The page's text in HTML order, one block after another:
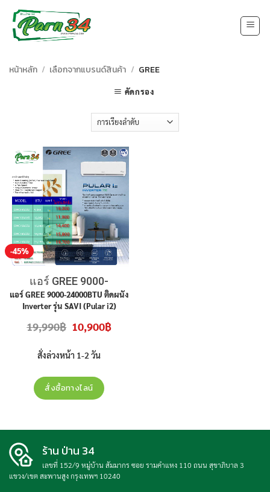
content
หน้าหลัก / เลือกจากแบรนด์สินค้า / GREE
คัดกรอง
-45%
แอร์ GREE 9000-
24000BTU
แอร์ GREE 9000-24000BTU ติดผนัง
Inverter รุ่น SAVI (Pular i2)
19,990฿ Original
price
19,990฿.
10,900฿Current
price
สั่งล่วงหน้า 1-2 วัน
สั่งซื้อทางไลน์
ร้าน ป่าน 34
เลขที่ 152/9 หมู่บ้าน สัมมากร ซอย รามคำแหง 110 ถนน สุขาภิบาล 3
แขวง/เขต สะพานสูง กรุงเทพฯ 10240